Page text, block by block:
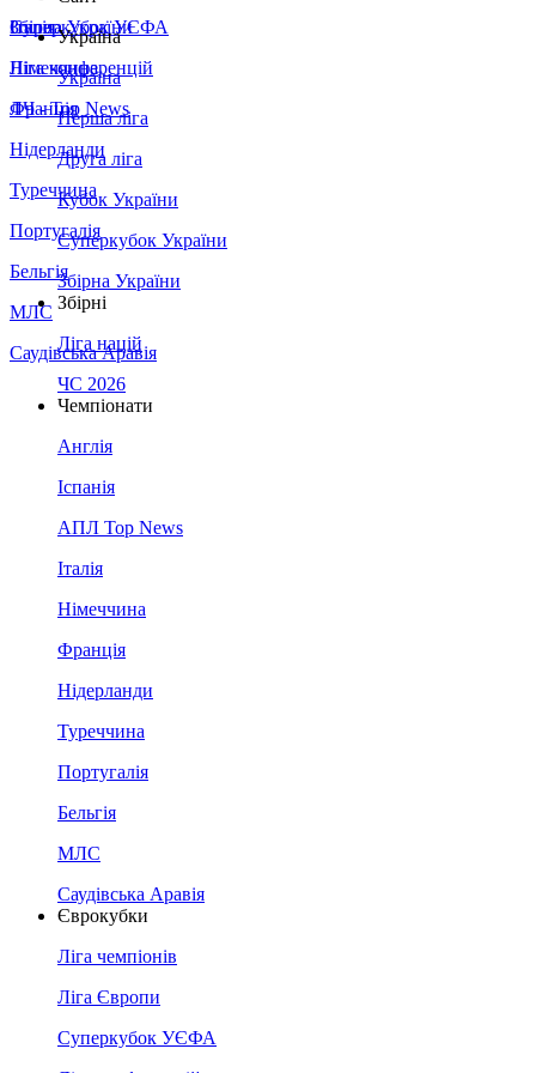
Збірна України
Італія
Німеччина
Франція
Нідерланди
Туреччина
Португалія
Бельгія
МЛС
Саудівська Аравія
Суперкубок УЄФА
Ліга конференцій
ЛЧ - Top News
Україна
Україна
Перша ліга
Друга ліга
Кубок України
Суперкубок України
Збірна України
Збірні
Ліга націй
ЧС 2026
Чемпіонати
Англія
Іспанія
АПЛ Top News
Італія
Німеччина
Франція
Нідерланди
Туреччина
Португалія
Бельгія
МЛС
Саудівська Аравія
Єврокубки
Ліга чемпіонів
Ліга Європи
Суперкубок УЄФА